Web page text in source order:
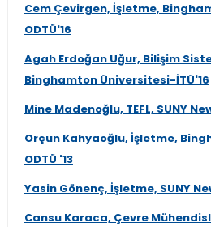
Cem Çevirgen, İşletme,
ODTÜ'16
Agah Erdoğan Uğur, Bilişim
Binghamton Üniversitesi-İTÜ'16
Mine Madenoğlu, TEFL, SUNY
Orçun Kahyaoğlu, İşletme,
ODTÜ '13
Yasin Gönenç, İşletme, SUNY
Cansu Karaca, Çevre